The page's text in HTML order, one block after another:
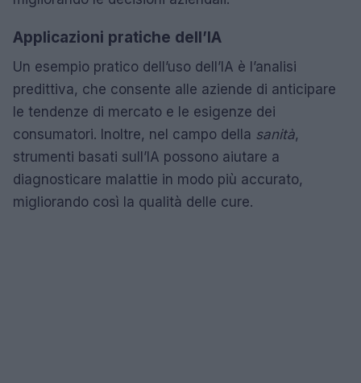
Applicazioni pratiche dell’IA
Un esempio pratico dell’uso dell’IA è l’analisi
predittiva, che consente alle aziende di anticipare
le tendenze di mercato e le esigenze dei
consumatori. Inoltre, nel campo della sanità,
strumenti basati sull’IA possono aiutare a
diagnosticare malattie in modo più accurato,
migliorando così la qualità delle cure.